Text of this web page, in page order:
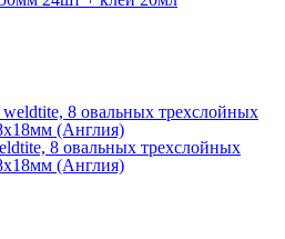
8 овальных трехслойных
(Англия)